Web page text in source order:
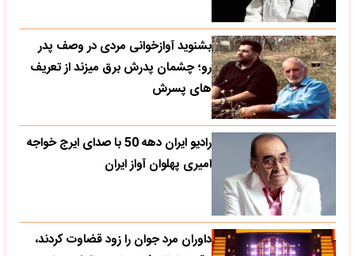
بشنوید آوازخوانی مردی در وصف پدر
رو؛ چشمان پدرش برق میزند از تعریف
های پسرش
رادیو ایران دهه 50 با صدای ایرج خواجه
امیری پهلوان آواز ایران
داوران مرد جوان را زود قضاوت کردند،